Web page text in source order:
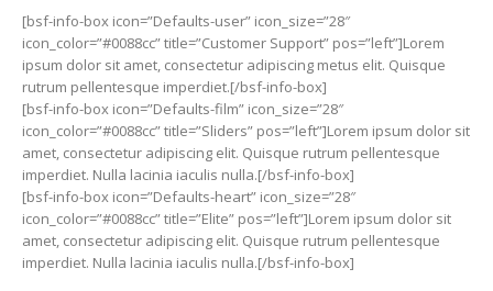
[bsf-info-box icon=”Defaults-user” icon_size=”28″
icon_color=”#0088cc” title=”Customer Support” pos=”left”]Lorem
ipsum dolor sit amet, consectetur adipiscing metus elit. Quisque
rutrum pellentesque imperdiet.[/bsf-info-box]
[bsf-info-box icon=”Defaults-film” icon_size=”28″
icon_color=”#0088cc” title=”Sliders” pos=”left”]Lorem ipsum dolor sit
amet, consectetur adipiscing elit. Quisque rutrum pellentesque
imperdiet. Nulla lacinia iaculis nulla.[/bsf-info-box]
[bsf-info-box icon=”Defaults-heart” icon_size=”28″
icon_color=”#0088cc” title=”Elite” pos=”left”]Lorem ipsum dolor sit
amet, consectetur adipiscing elit. Quisque rutrum pellentesque
imperdiet. Nulla lacinia iaculis nulla.[/bsf-info-box]